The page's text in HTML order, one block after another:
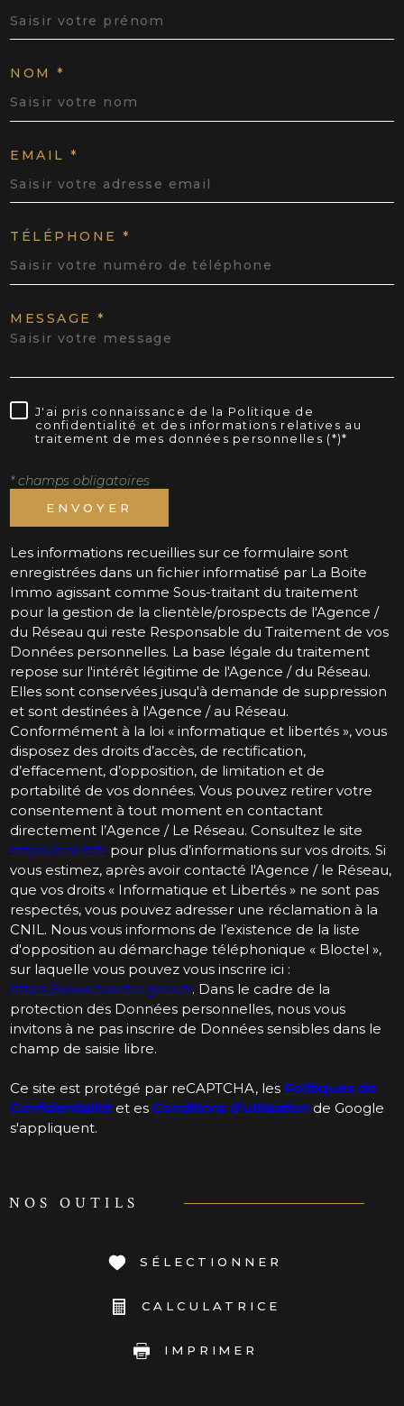
NOM *
EMAIL *
TÉLÉPHONE *
MESSAGE *
J'ai pris connaissance de la Politique de
confidentialité et des informations relatives au
traitement de mes données personnelles (*)*
* champs obligatoires
ENVOYER
Les informations recueillies sur ce formulaire sont
enregistrées dans un fichier informatisé par La Boite
Immo agissant comme Sous-traitant du traitement
pour la gestion de la clientèle/prospects de l'Agence /
du Réseau qui reste Responsable du Traitement de vos
Données personnelles. La base légale du traitement
repose sur l'intérêt légitime de l'Agence / du Réseau.
Elles sont conservées jusqu'à demande de suppression
et sont destinées à l'Agence / au Réseau.
Conformément à la loi « informatique et libertés », vous
disposez des droits d’accès, de rectification,
d’effacement, d’opposition, de limitation et de
portabilité de vos données. Vous pouvez retirer votre
consentement à tout moment en contactant
directement l’Agence / Le Réseau. Consultez le site
https://cnil.fr/fr pour plus d’informations sur vos droits. Si
vous estimez, après avoir contacté l'Agence / le Réseau,
que vos droits « Informatique et Libertés » ne sont pas
respectés, vous pouvez adresser une réclamation à la
CNIL. Nous vous informons de l’existence de la liste
d'opposition au démarchage téléphonique « Bloctel »,
sur laquelle vous pouvez vous inscrire ici :
https://www.bloctel.gouv.fr. Dans le cadre de la
protection des Données personnelles, nous vous
invitons à ne pas inscrire de Données sensibles dans le
champ de saisie libre.
Ce site est protégé par reCAPTCHA, les Politiques de
Confidentialité et es Conditions d'utilisation de Google
s'appliquent.
NOS OUTILS
SÉLECTIONNER
CALCULATRICE
IMPRIMER